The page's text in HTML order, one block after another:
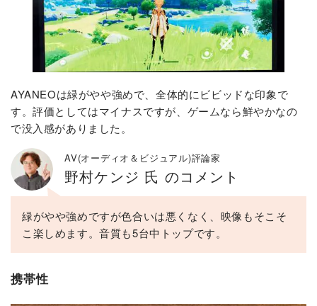
AYANEOは緑がやや強めで、全体的にビビッドな印象で
す。評価としてはマイナスですが、ゲームなら鮮やかなの
で没入感がありました。
AV(オーディオ＆ビジュアル)評論家
野村ケンジ 氏 のコメント
緑がやや強めですが色合いは悪くなく、映像もそこそ
こ楽しめます。音質も5台中トップです。
携帯性